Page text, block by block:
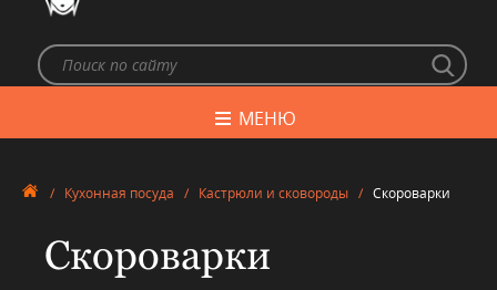
МЕНЮ
/ Кухонная посуда / Кастрюли и сковороды / Скороварки
Скороварки